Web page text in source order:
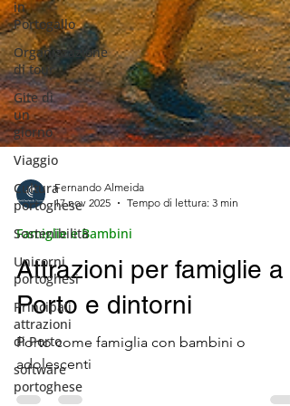
in
Portogallo
Organizzazione
di tour
Gite di
un
giorno
Viaggio
Cultura
portoghese
Sostenibilità
Unicorni
portoghesi
Principali
attrazioni
di Porto
software
portoghese
Fernando Almeida
17 nov 2025
Tempo di lettura: 3 min
Famiglie e Bambini